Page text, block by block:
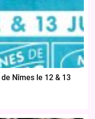
Nîmes le 12 & 13